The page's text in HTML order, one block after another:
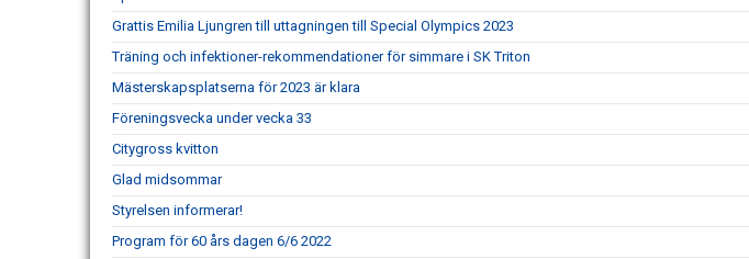
Grattis Emilia Ljungren till uttagningen till Special Olympics 2023
Träning och infektioner-rekommendationer för simmare i SK Triton
Mästerskapsplatserna för 2023 är klara
Föreningsvecka under vecka 33
Citygross kvitton
Glad midsommar
Styrelsen informerar!
Program för 60 års dagen 6/6 2022